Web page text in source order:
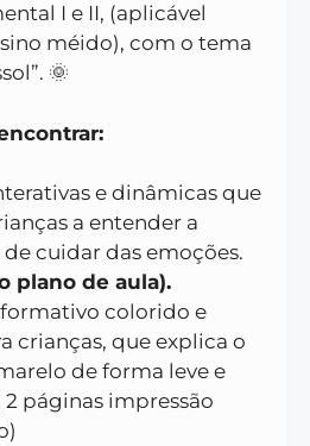
I e II, (aplicável
méido), com o tema
🌞
e dinâmicas que
a entender a
cuidar das emoções.
plano de aula).
colorido e
crianças, que explica o
de forma leve e
2 páginas impressão